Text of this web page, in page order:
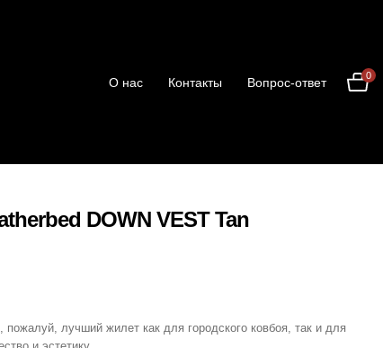
О нас Контакты Вопрос-ответ 0
DOWN VEST Tan
лучший жилет как для городского ковбоя, так и для